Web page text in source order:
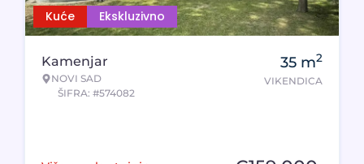
Kuće Ekskluzivno
Kamenjar
NOVI SAD
ŠIFRA: #574082
35 m2
VIKENDICA